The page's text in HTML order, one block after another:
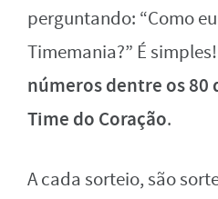
perguntando: “Como
Timemania?” É simples!
números dentre os 80
Time do Coração.
A cada sorteio, são